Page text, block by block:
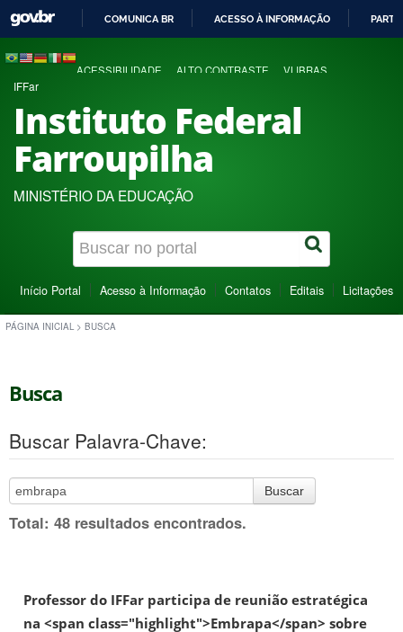
COMUNICA BR ACESSO À INFORMAÇÃO
ACESSIBILIDADE ALTO CONTRASTE VLIBRAS
IFFar
Instituto Federal
Farroupilha
MINISTÉRIO DA EDUCAÇÃO
Início Portal Acesso à Informação Contatos Editais Licitações
PÁGINA INICIAL > BUSCA
Busca
Buscar Palavra-Chave:
Buscar
Total: 48 resultados encontrados.
Professor do IFFar participa de reunião estratégica
na <span class="highlight">Embrapa</span> sobre